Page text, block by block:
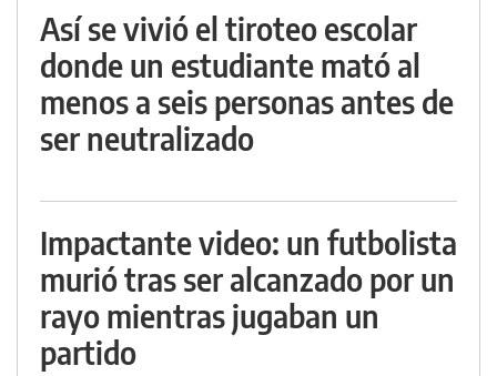
Así se vivió el tiroteo escolar
donde un estudiante mató al
menos a seis personas antes de
ser neutralizado
Impactante video: un futbolista
murió tras ser alcanzado por un
rayo mientras jugaban un
partido